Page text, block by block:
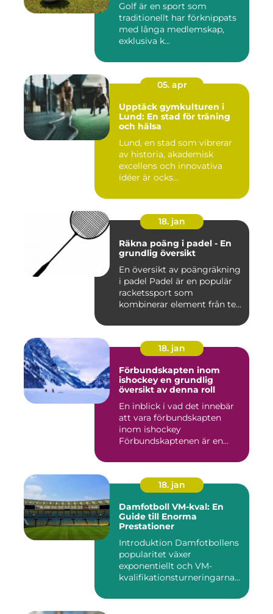
Golf är en sport som
traditionellt har förknippats
med långa medlemskap,
exklusiva k...
05. apr
Upptäck gymkulturen i
Lund: En stad för träning
och hälsa
Lund, en stad som vibrerar
av historia, akademisk
excellens och innovativa
idéer är ocks...
18. jan
Räkna poäng i padel - En
grundlig översikt
En översikt av poängräkning
i padel Padel är en populär
racketssport som
kombinerar element från te...
18. jan
Förbundskapten inom
ishockey en grundlig
översikt av denna roll
En inblick i vad det innebär
att vara förbundskapten
inom ishockey
Förbundskaptenen är en
18. jan
Damfotboll VM-kval: En
Guide till Enorma
Prestationer
Introduktion Damfotbollens
popularitet växer
exponentiellt och VM-
kvalifikationsturneringarna